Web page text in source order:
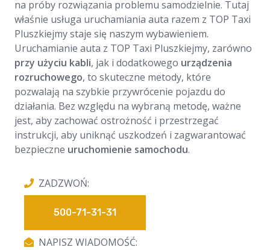
na próby rozwiązania problemu samodzielnie. Tutaj
właśnie usługa uruchamiania auta razem z TOP Taxi
Pluszkiejmy staje się naszym wybawieniem.
Uruchamianie auta z TOP Taxi Pluszkiejmy, zarówno
przy użyciu kabli, jak i dodatkowego urządzenia
rozruchowego, to skuteczne metody, które
pozwalają na szybkie przywrócenie pojazdu do
działania. Bez względu na wybraną metodę, ważne
jest, aby zachować ostrożność i przestrzegać
instrukcji, aby uniknąć uszkodzeń i zagwarantować
bezpieczne uruchomienie samochodu.
ZADZWOŃ:
500-71-31-31
NAPISZ WIADOMOŚĆ: